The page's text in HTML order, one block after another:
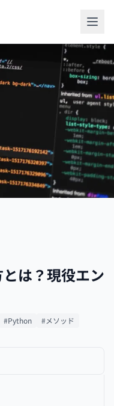
は？現役エン
#Python #メソッド